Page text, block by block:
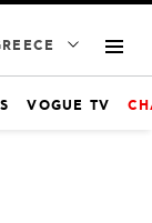
VOGUE TV